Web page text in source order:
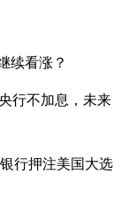
续看涨？
行不加息，未来
行押注美国大选